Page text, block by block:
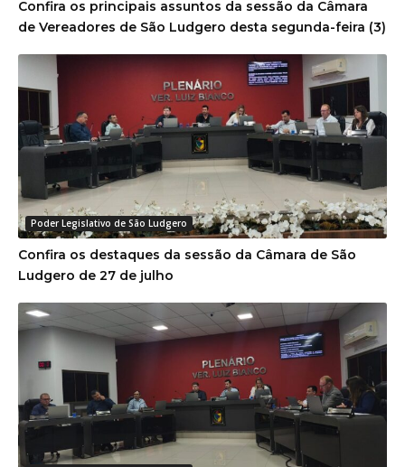
Confira os principais assuntos da sessão da Câmara
de Vereadores de São Ludgero desta segunda-feira (3)
Poder Legislativo de São Ludgero
Confira os destaques da sessão da Câmara de São
Ludgero de 27 de julho